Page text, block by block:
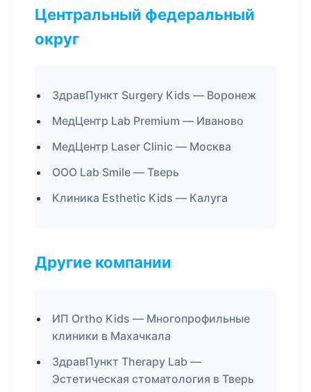
Центральный федеральный
округ
ЗдравПункт Surgery Kids — Воронеж
МедЦентр Lab Premium — Иваново
МедЦентр Laser Clinic — Москва
ООО Lab Smile — Тверь
Клиника Esthetic Kids — Калуга
Другие компании
ИП Ortho Kids — Многопрофильные
клиники в Махачкала
ЗдравПункт Therapy Lab —
Эстетическая стоматология в Тверь